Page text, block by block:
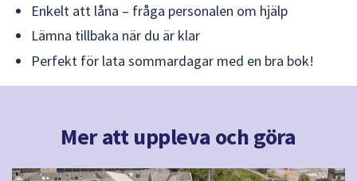
Enkelt att låna – fråga personalen om hjälp
Lämna tillbaka när du är klar
Perfekt för lata sommardagar med en bra bok!
Mer att uppleva och göra